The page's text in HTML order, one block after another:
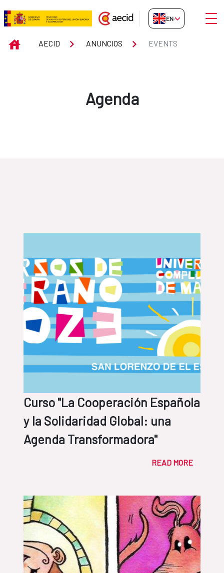
Skip to Main Content
Events
EN-GB
INICIOAECID ANUNCIOS EVENTS
Agenda
Curso "La Cooperación Española
y la Solidaridad Global: una
Agenda Transformadora"
READ MORE